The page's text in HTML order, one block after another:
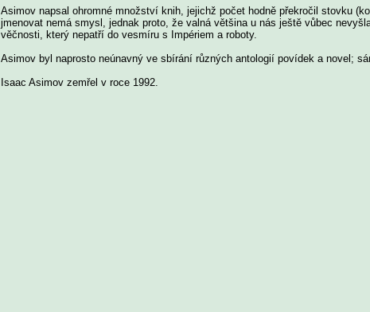
Asimov napsal ohromné množství knih, jejichž počet hodně překročil stovku
jmenovat nemá smysl, jednak proto, že valná většina u nás ještě vůbec
věčnosti, který nepatří do vesmíru s Impériem a roboty.
Asimov byl naprosto neúnavný ve sbírání různých antologií povídek a novel;
Isaac Asimov zemřel v roce 1992.